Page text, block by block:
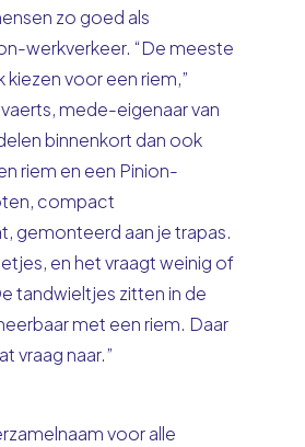
zo goed als
werkverkeer. “De meeste
voor een riem,”
mede-eigenaar van
binnenkort dan ook
riem en een Pinion-
compact
gemonteerd aan je trapas.
en het vraagt weinig of
tandwieltjes zitten in de
met een riem. Daar
vraag naar.”
voor alle